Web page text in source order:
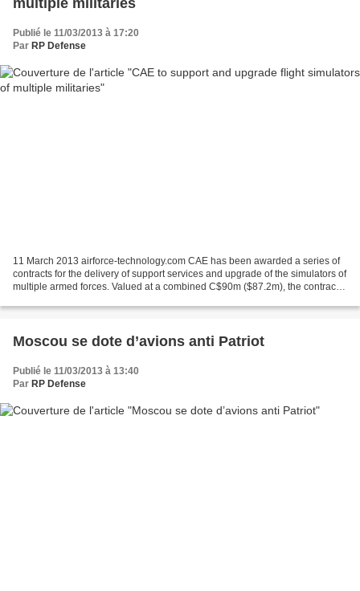
multiple militaries
Publié le 11/03/2013 à 17:20
Par RP Defense
11 March 2013 airforce-technology.com CAE has been awarded a series of
contracts for the delivery of support services and upgrade of the simulators of
multiple armed forces. Valued at a combined C$90m ($87.2m), the contracts
Moscou se dote d’avions anti Patriot
Publié le 11/03/2013 à 13:40
Par RP Defense